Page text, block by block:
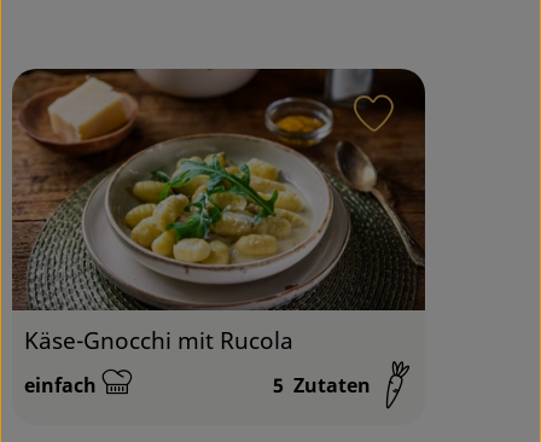
Käse-Gnocchi mit Rucola
Schwierigkeit:
einfach 5 Zutaten
Rezept zu